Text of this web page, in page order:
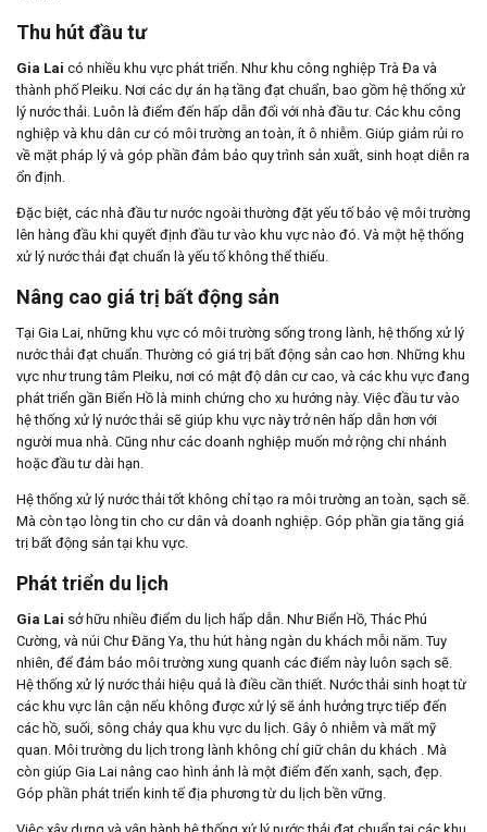
Thu hút đầu tư
Gia Lai có nhiều khu vực phát triển. Như khu công nghiệp Trà Đa và
thành phố Pleiku. Nơi các dự án hạ tầng đạt chuẩn, bao gồm hệ thống xử
lý nước thải. Luôn là điểm đến hấp dẫn đối với nhà đầu tư. Các khu công
nghiệp và khu dân cư có môi trường an toàn, ít ô nhiễm. Giúp giảm rủi ro
về mặt pháp lý và góp phần đảm bảo quy trình sản xuất, sinh hoạt diễn ra
ổn định.
Đặc biệt, các nhà đầu tư nước ngoài thường đặt yếu tố bảo vệ môi trường
lên hàng đầu khi quyết định đầu tư vào khu vực nào đó. Và một hệ thống
xử lý nước thải đạt chuẩn là yếu tố không thể thiếu.
Nâng cao giá trị bất động sản
Tại Gia Lai, những khu vực có môi trường sống trong lành, hệ thống xử lý
nước thải đạt chuẩn. Thường có giá trị bất động sản cao hơn. Những khu
vực như trung tâm Pleiku, nơi có mật độ dân cư cao, và các khu vực đang
phát triển gần Biển Hồ là minh chứng cho xu hướng này. Việc đầu tư vào
hệ thống xử lý nước thải sẽ giúp khu vực này trở nên hấp dẫn hơn với
người mua nhà. Cũng như các doanh nghiệp muốn mở rộng chi nhánh
hoặc đầu tư dài hạn.
Hệ thống xử lý nước thải tốt không chỉ tạo ra môi trường an toàn, sạch sẽ.
Mà còn tạo lòng tin cho cư dân và doanh nghiệp. Góp phần gia tăng giá
trị bất động sản tại khu vực.
Phát triển du lịch
Gia Lai sở hữu nhiều điểm du lịch hấp dẫn. Như Biển Hồ, Thác Phú
Cường, và núi Chư Đăng Ya, thu hút hàng ngàn du khách mỗi năm. Tuy
nhiên, để đảm bảo môi trường xung quanh các điểm này luôn sạch sẽ.
Hệ thống xử lý nước thải hiệu quả là điều cần thiết. Nước thải sinh hoạt từ
các khu vực lân cận nếu không được xử lý sẽ ảnh hưởng trực tiếp đến
các hồ, suối, sông chảy qua khu vực du lịch. Gây ô nhiễm và mất mỹ
quan. Môi trường du lịch trong lành không chỉ giữ chân du khách . Mà
còn giúp Gia Lai nâng cao hình ảnh là một điểm đến xanh, sạch, đẹp.
Góp phần phát triển kinh tế địa phương từ du lịch bền vững.